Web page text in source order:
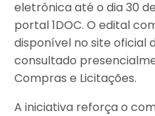
eletrônica até o dia 30
portal 1DOC. O edital
disponível no site oficial
consultado
Compras e Licitações.
A iniciativa reforça o